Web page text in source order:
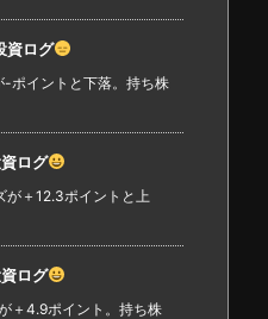
資ログ
ポイントと下落。持ち株
ログ
が＋12.3ポイントと上
ログ
＋4.9ポイント。持ち株